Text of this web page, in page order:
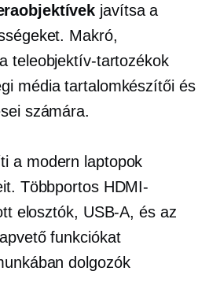
javítsa a
Makró,
teleobjektív-tartozékok
média tartalomkészítői és
számára.
a modern laptopok
TöbbportosHDMI-
elosztók, USB-A, és az
funkciókat
dolgozók